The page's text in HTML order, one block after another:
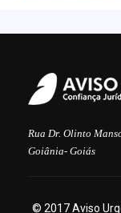
Rua Dr. Olinto
Goiânia- Goiás
© 2017 Aviso